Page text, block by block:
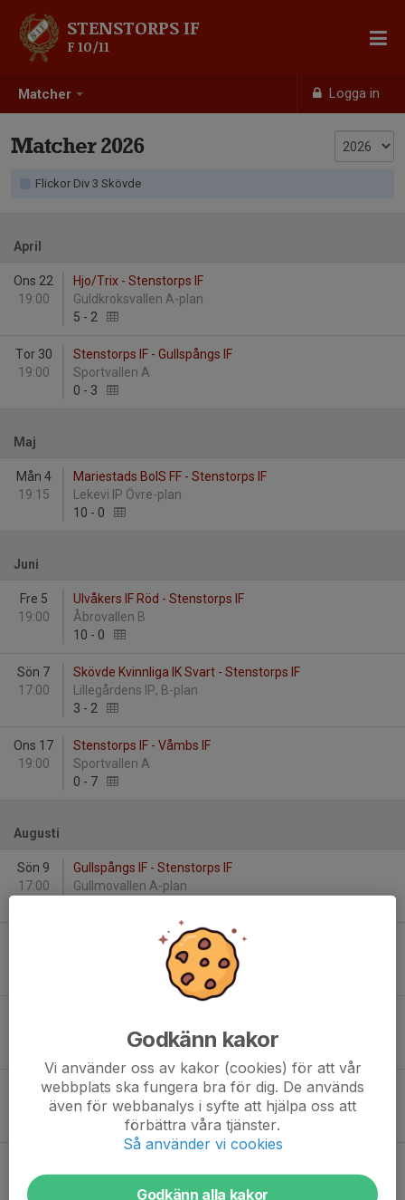
Matcher Logga in
STENSTORPS IF
F 10/11
Matcher 2026
Flickor Div 3 Skövde
April
Ons 22
19:00
Hjo/Trix - Stenstorps IF
Guldkroksvallen A-plan
5 - 2
Tor 30
19:00
Stenstorps IF - Gullspångs IF
Sportvallen A
0 - 3
Maj
Mån 4
19:15
Mariestads BoIS FF - Stenstorps IF
Lekevi IP Övre-plan
10 - 0
Juni
Fre 5
19:00
Ulvåkers IF Röd - Stenstorps IF
Åbrovallen B
10 - 0
Sön 7
17:00
Skövde Kvinnliga IK Svart - Stenstorps IF
Lillegårdens IP, B-plan
3 - 2
Ons 17
19:00
Stenstorps IF - Våmbs IF
Sportvallen A
0 - 7
Augusti
Sön 9
17:00
Gullspångs IF - Stenstorps IF
Gullmovallen A-plan
Stenstorps IF - Stenstorps IF (9:9)
Töreshov A-plan
Sportvallen A
Lör 22
11:00
Stenstorps IF - Mariestads BoIS FF
Sportvallen A
19:00
Claesborgs A-plan
Godkänn kakor
Vi använder oss av kakor (cookies) för att vår
webbplats ska fungera bra för dig. De används
även för webbanalys i syfte att hjälpa oss att
förbättra våra tjänster.
Så använder vi cookies
Godkänn alla kakor